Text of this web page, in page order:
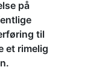
på
til
et rimelig